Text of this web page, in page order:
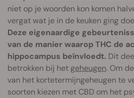
niet op je woorden kon komen
vergat wat je in de keuken ging
Deze eigenaardige
van de manier waarop THC de
hippocampus beïnvloedt. Dit
betrokken bij het geheugen. Om
van het kortetermijngeheugen te
soorten kiezen met CBD om het